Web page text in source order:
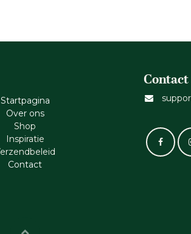
Startpagina
Ove​r​ ons
Shop
Inspiratie
Cont​act
Contact